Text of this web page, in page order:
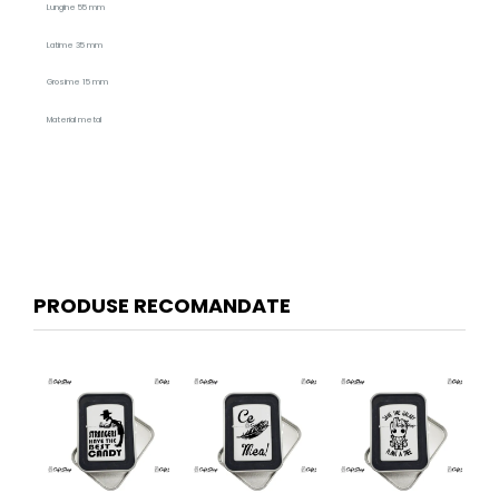
Lungine 55 mm
Latime 35 mm
Grosime 15 mm
Material metal
PRODUSE RECOMANDATE